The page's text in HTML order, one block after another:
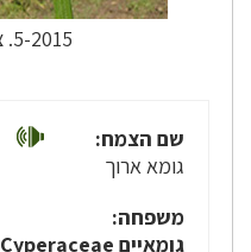
5-2015. צילום: © סיקו
שם הצמח:
גומא ארוך
משפחה:
גומאיים Cyperaceae